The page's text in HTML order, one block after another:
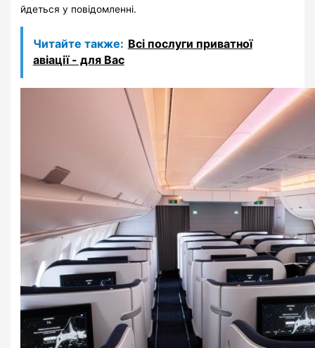
йдеться у повідомленні.
Читайте также: Всі послуги приватної
авіації - для Вас